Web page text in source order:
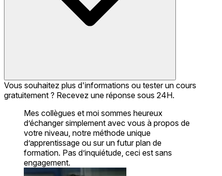
Vous souhaitez plus d'informations ou tester un cours
gratuitement ? Recevez une réponse sous 24H.
Mes collègues et moi sommes heureux
d’échanger simplement avec vous à propos de
votre niveau, notre méthode unique
d’apprentissage ou sur un futur plan de
formation. Pas d’inquiétude, ceci est sans
engagement.